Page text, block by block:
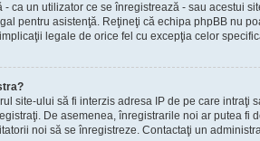
ca un utilizator ce se înregistrează - sau acestui
pentru asistenţă. Reţineţi că echipa phpBB nu
legale de orice fel cu excepţia celor
site-ului să fi interzis adresa IP de pe care intraţi
De asemenea, înregistrarile noi ar putea fi
noi să se înregistreze. Contactaţi un